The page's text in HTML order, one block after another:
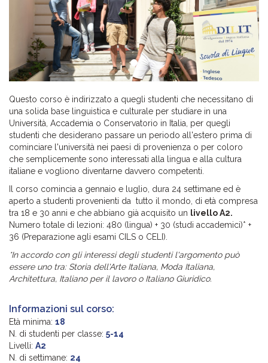
Questo corso è indirizzato a quegli studenti che necessitano di
una solida base linguistica e culturale per studiare in una
Università, Accademia o Conservatorio in Italia, per quegli
studenti che desiderano passare un periodo all'estero prima di
cominciare l'università nei paesi di provenienza o per coloro
che semplicemente sono interessati alla lingua e alla cultura
italiane e vogliono diventarne davvero competenti.
Il corso comincia a gennaio e luglio, dura 24 settimane ed è
aperto a studenti provenienti da tutto il mondo, di età compresa
tra 18 e 30 anni e che abbiano già acquisito un livello A2.
Numero totale di lezioni: 480 (lingua) + 30 (studi accademici)* +
36 (Preparazione agli esami CILS o CELI).
*In accordo con gli interessi degli studenti l'argomento può
essere uno tra: Storia dell'Arte Italiana, Moda Italiana,
Architettura, Italiano per il lavoro o Italiano Giuridico.
Informazioni sul corso:
Età minima: 18
N. di studenti per classe: 5-14
Livelli: A2
N. di settimane: 24